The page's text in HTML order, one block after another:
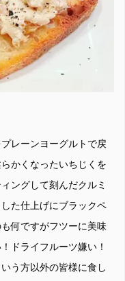
レーンヨーグルトで戻
かくなったいちじくを
ングして刻んだクルミ
た仕上げにブラックペ
何ですがフツーに美味
ドライフルーツ嫌い！
う方以外の皆様に食し